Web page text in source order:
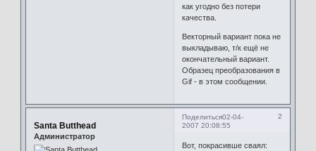
как угодно без потери
качества.
Векторный вариант пока не
выкладываю, т/к ещё не
окончательный вариант.
Образец преобразования в
Gif - в этом сообщении.
Поделиться 2
02-04-
2007 20:08:55
Santa Butthead
Администратор
Вот, покрасивше сваял: